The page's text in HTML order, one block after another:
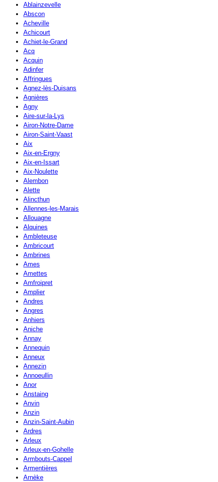
Ablainzevelle
Abscon
Acheville
Achicourt
Achiet-le-Grand
Acq
Acquin
Adinfer
Affringues
Agnez-lès-Duisans
Agnières
Agny
Aire-sur-la-Lys
Airon-Notre-Dame
Airon-Saint-Vaast
Aix
Aix-en-Ergny
Aix-en-Issart
Aix-Noulette
Alembon
Alette
Alincthun
Allennes-les-Marais
Allouagne
Alquines
Ambleteuse
Ambricourt
Ambrines
Ames
Amettes
Amfroipret
Amplier
Andres
Angres
Anhiers
Aniche
Annay
Annequin
Anneux
Annezin
Annoeullin
Anor
Anstaing
Anvin
Anzin
Anzin-Saint-Aubin
Ardres
Arleux
Arleux-en-Gohelle
Armbouts-Cappel
Armentières
Arnèke